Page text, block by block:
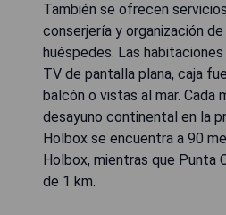
También se ofrecen
conserjería y organización
huéspedes. Las
TV de pantalla plana, caja
balcón o vistas al mar. Cada
desayuno continental en la
Holbox se encuentra a 90
Holbox, mientras que Punta
de 1 km.